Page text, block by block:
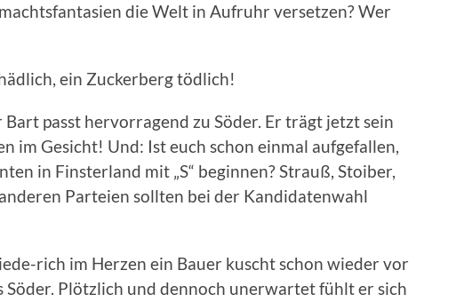
die Welt in Aufruhr versetzen? Wer
ein Zuckerberg tödlich!
passt hervorragend zu Söder. Er trägt jetzt sein
im Gesicht! Und: Ist euch schon einmal aufgefallen,
in Finsterland mit „S“ beginnen? Strauß, Stoiber,
Parteien sollten bei der Kandidatenwahl
rich im Herzen ein Bauer kuscht schon wieder vor
Plötzlich und dennoch unerwartet fühlt er sich